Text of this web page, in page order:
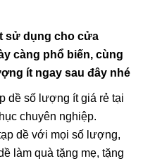
sử dụng cho cửa
càng phổ biến, cùng
ít ngay sau đây nhé
dề số lượng ít giá rẻ tại
chuyên nghiệp.
dề với mọi số lượng,
làm quà tặng mẹ, tặng